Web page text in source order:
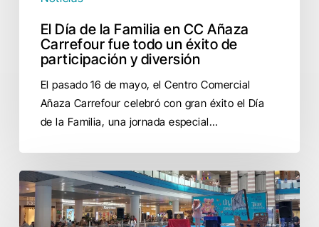
éxito
participación
y
diversión
El Día de la Familia en CC Añaza
Carrefour fue todo un éxito de
participación y diversión
El pasado 16 de mayo, el Centro Comercial
Añaza Carrefour celebró con gran éxito el Día
de la Familia, una jornada especial…
El
Día
del